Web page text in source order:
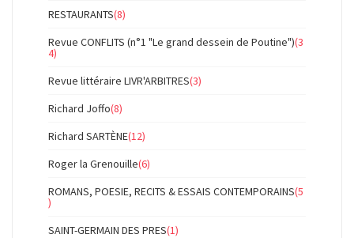
RESTAURANTS(8)
Revue CONFLITS (n°1 "Le grand dessein de Poutine")(3
4)
Revue littéraire LIVR'ARBITRES(3)
Richard Joffo(8)
Richard SARTÈNE(12)
Roger la Grenouille(6)
ROMANS, POESIE, RECITS & ESSAIS CONTEMPORAINS(5
)
SAINT-GERMAIN DES PRES(1)